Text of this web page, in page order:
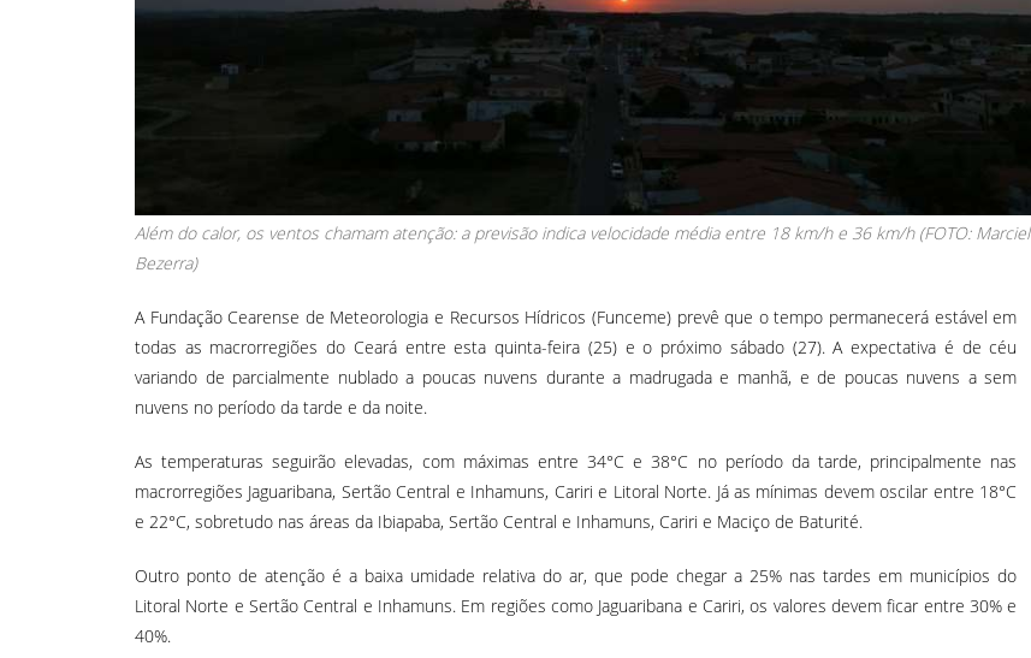
Além do calor, os ventos chamam atenção: a previsão indica velocidade média entre 18 km/h e 36 km/h (FOTO: Marciel
Bezerra)
A Fundação Cearense de Meteorologia e Recursos Hídricos (Funceme) prevê que o tempo permanecerá estável em
todas as macrorregiões do Ceará entre esta quinta-feira (25) e o próximo sábado (27). A expectativa é de céu
variando de parcialmente nublado a poucas nuvens durante a madrugada e manhã, e de poucas nuvens a sem
nuvens no período da tarde e da noite.
As temperaturas seguirão elevadas, com máximas entre 34°C e 38°C no período da tarde, principalmente nas
macrorregiões Jaguaribana, Sertão Central e Inhamuns, Cariri e Litoral Norte. Já as mínimas devem oscilar entre 18°C
e 22°C, sobretudo nas áreas da Ibiapaba, Sertão Central e Inhamuns, Cariri e Maciço de Baturité.
Outro ponto de atenção é a baixa umidade relativa do ar, que pode chegar a 25% nas tardes em municípios do
Litoral Norte e Sertão Central e Inhamuns. Em regiões como Jaguaribana e Cariri, os valores devem ficar entre 30% e
40%.